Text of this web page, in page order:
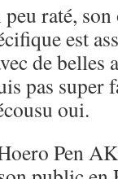
raté,
est
de belles
pas super
oui.
Pen